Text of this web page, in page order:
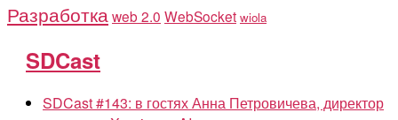
Разработкаweb 2.0 WebSocket wiola
SDCast
SDCast #143: в гостях Анна Петровичева, директор